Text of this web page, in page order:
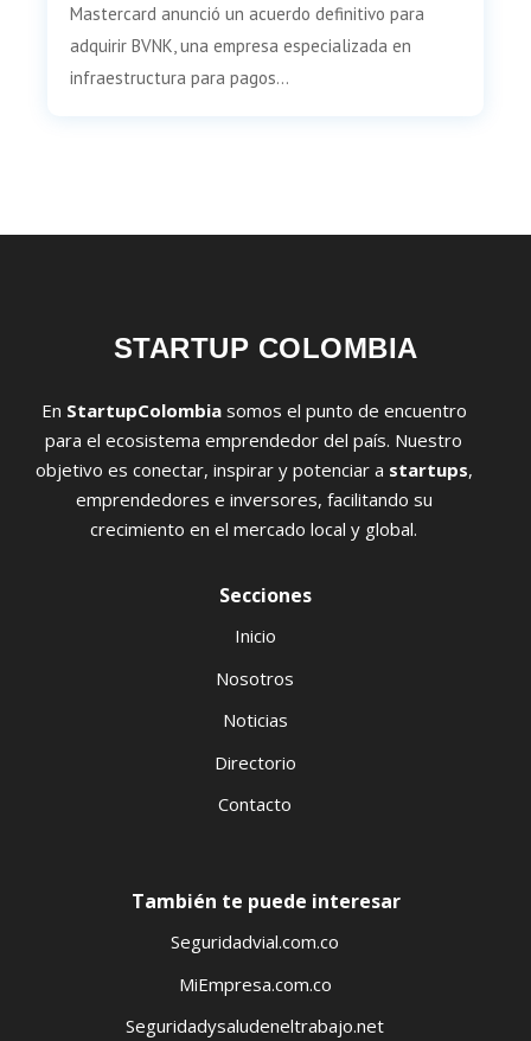
Mastercard anunció un acuerdo definitivo para
adquirir BVNK, una empresa especializada en
infraestructura para pagos...
STARTUP COLOMBIA
En StartupColombiasomos el punto de encuentro
para el ecosistema emprendedor del país. Nuestro
objetivo es conectar, inspirar y potenciar a startups,
emprendedores e inversores, facilitando su
crecimiento en el mercado local y global.
Secciones
Inicio
Nosotros
Noticias
Directorio
Contacto
También te puede interesar
Seguridadvial.com.co
MiEmpresa.com.co
Seguridadysaludeneltrabajo.net